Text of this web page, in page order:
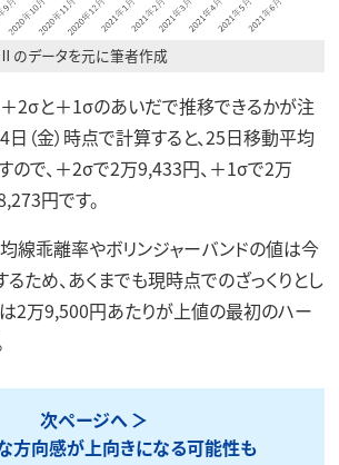
のデータを元に筆者作成
2σと＋1σのあいだで推移できるかが注
日（金）時点で計算すると、25日移動平均
で、＋2σで2万9,433円、＋1σで2万
円です。
線乖離率やボリンジャーバンドの値は今
ため、あくまでも現時点でのざっくりとし
2万9,500円あたりが上値の最初のハー
次ページへ
方向感が上向きになる可能性も